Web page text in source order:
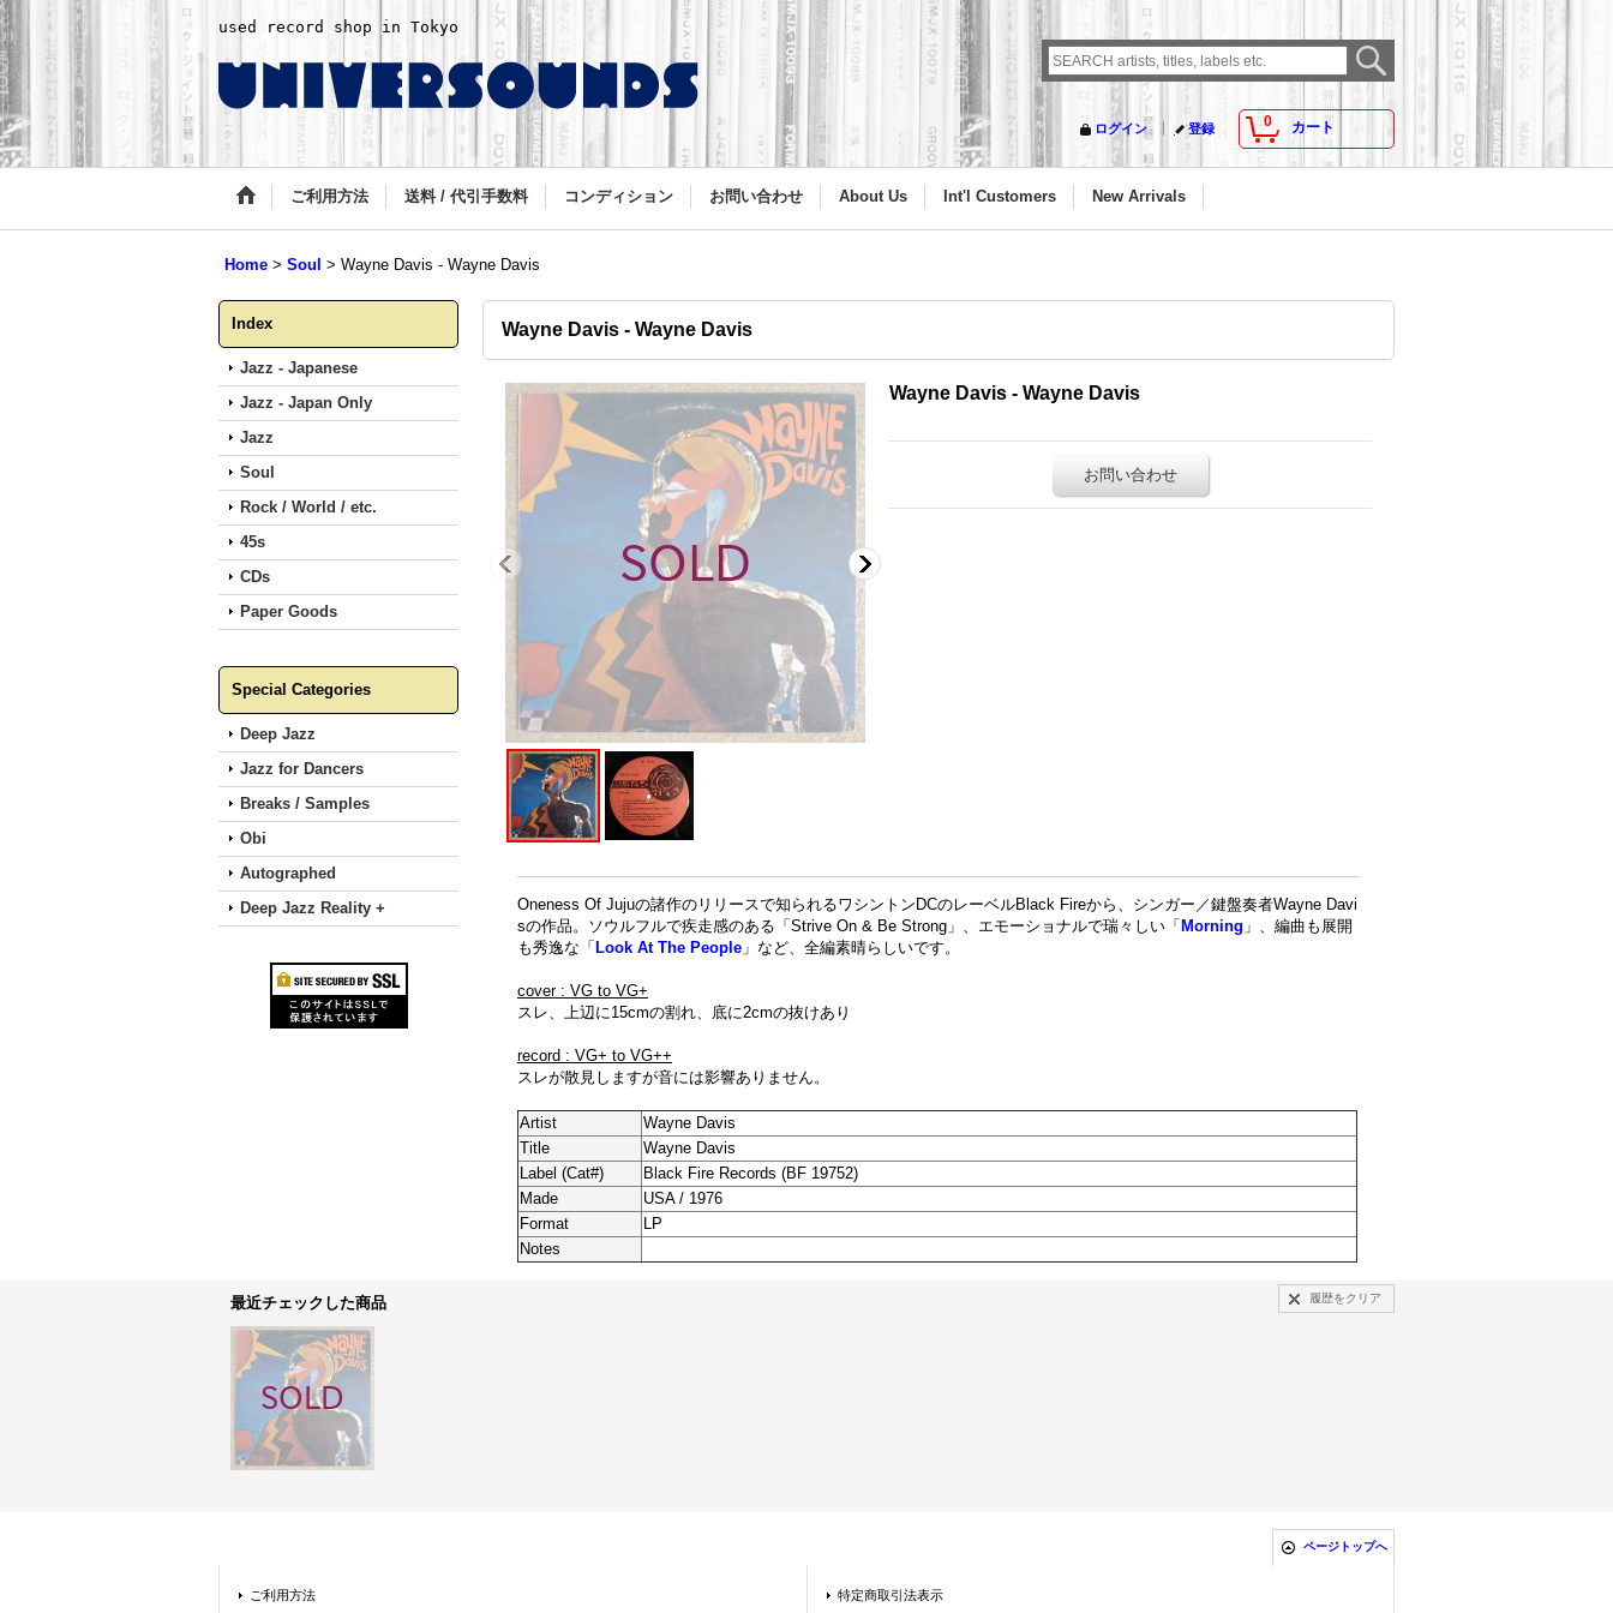
used record shop in Tokyo
0 カート
ログイン 登録
ご利用方法 送料 / 代引手数料 コンディション お問い合わせ About Us Int'l Customers New Arrivals
Home > Soul > Wayne Davis - Wayne Davis
Index
Jazz - Japanese
Jazz - Japan Only
Jazz
Soul
Rock / World / etc.
45s
CDs
Paper Goods
Special Categories
Deep Jazz
Jazz for Dancers
Breaks / Samples
Obi
Autographed
Deep Jazz Reality +
Wayne Davis - Wayne Davis
Wayne Davis - Wayne Davis
お問い合わせ
Oneness Of Jujuの諸作のリリースで知られるワシントンDCのレーベルBlack Fireから、シンガー／鍵盤奏者Wayne Davi
sの作品。ソウルフルで疾走感のある「Strive On & Be Strong」、エモーショナルで瑞々しい「 Morning 」、編曲も展開
も秀逸な「 Look At The People 」など、全編素晴らしいです。
cover : VG to VG+
スレ、上辺に15cmの割れ、底に2cmの抜けあり
record : VG+ to VG++
スレが散見しますが音には影響ありません。
Artist
Wayne Davis
Title
Wayne Davis
Label (Cat#)
Black Fire Records (BF 19752)
Made
USA / 1976
Format
LP
Notes
最近チェックした商品 履歴をクリア
ページトップへ
ご利用方法 特定商取引法表示